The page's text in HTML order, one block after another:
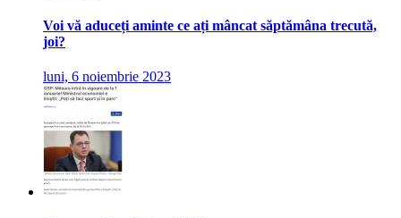
Voi vă aduceți aminte ce ați mâncat săptămâna trecută,
joi?
luni, 6 noiembrie 2023